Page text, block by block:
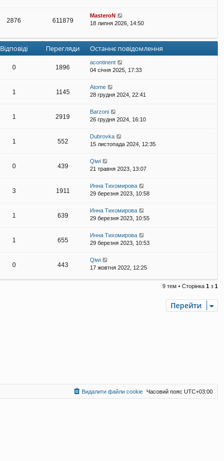
2876 611879
MasteroN
18 липня 2026, 14:50
Відповіді Перегляди Останнє повідомлення
0 1896
acontinent
04 січня 2025, 17:33
1 1145
Atome
28 грудня 2024, 22:41
1 2919
Barzoni
26 грудня 2024, 16:10
1 552
Dubrovka
15 листопада 2024, 12:35
0 439
Qiwi
21 травня 2023, 13:07
3 1911
Инна Тихомирова
29 березня 2023, 10:58
1 639
Инна Тихомирова
29 березня 2023, 10:55
1 655
Инна Тихомирова
29 березня 2023, 10:53
0 443
Qiwi
17 жовтня 2022, 12:25
9 тем • Сторінка 1 з 1
Перейти
Часовий пояс UTC+03:00
Видалити файли cookie